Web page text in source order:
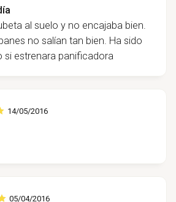
al suelo y no encajaba bien.
no salían tan bien. Ha sido
si estrenara panificadora
14/05/2016
05/04/2016